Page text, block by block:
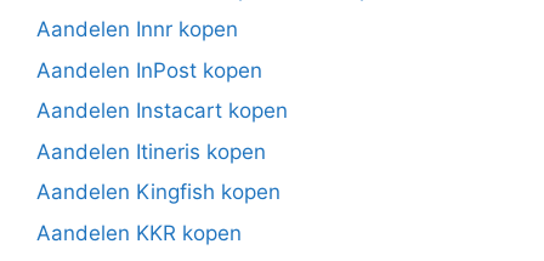
Aandelen Innr kopen
Aandelen InPost kopen
Aandelen Instacart kopen
Aandelen Itineris kopen
Aandelen Kingfish kopen
Aandelen KKR kopen